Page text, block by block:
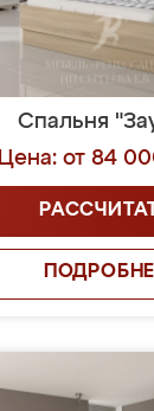
Спальня
Цена: от 84